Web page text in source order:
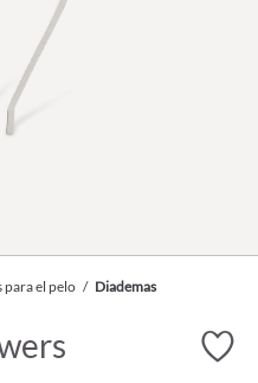
para el pelo / Diademas